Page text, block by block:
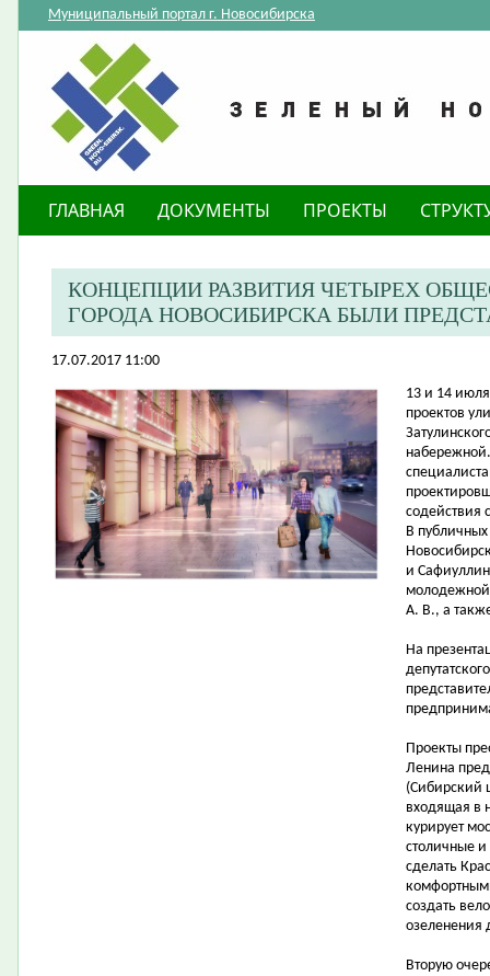
Муниципальный портал г. Новосибирска
ГЛАВНАЯ ДОКУМЕНТЫ ПРОЕКТЫ
КОНЦЕПЦИИ РАЗВИТИЯ ЧЕТЫРЕХ
ГОРОДА НОВОСИБИРСКА БЫЛИ
17.07.2017 11:00
​13 и 14
проектов
содействия
В
и
молодежной
А. В., а
На
Проекты
Ленина
(Сибирский
входящая в
курирует
столичные
сделать
создать
озеленения
Вторую